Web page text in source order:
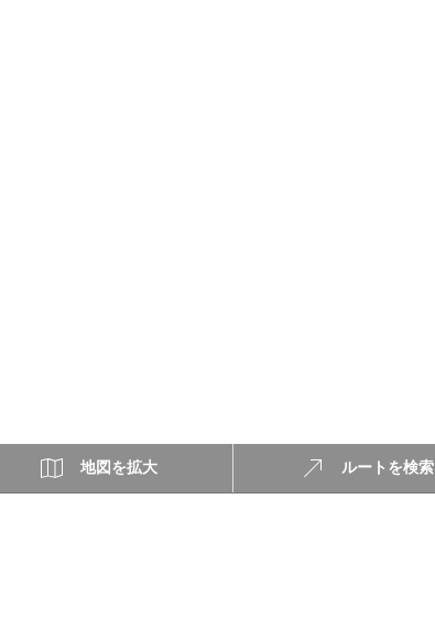
地図を拡大 ルートを検索